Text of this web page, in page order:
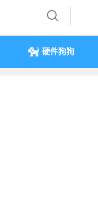
硬件狗狗